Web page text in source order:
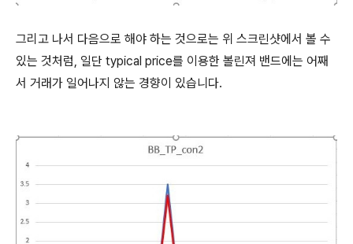
그리고 나서 다음으로 해야 하는 것으로는 위 스크린샷에서 볼 수
있는 것처럼, 일단 typical price를 이용한 볼린져 밴드에는 어째
서 거래가 일어나지 않는 경향이 있습니다.